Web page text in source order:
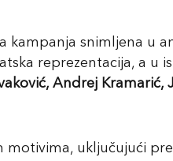
kampanja snimljena u
reprezentacija, a u
Andrej Kramarić,
motivima, uključujući